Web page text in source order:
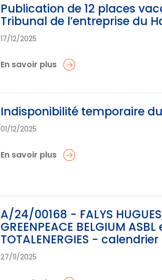
Publication de 12 places
Tribunal de l’entreprise du
17/12/2025
En savoir plus
Indisponibilité temporaire
01/12/2025
En savoir plus
A/24/00168 - FALYS
GREENPEACE BELGIUM
TOTALENERGIES -
27/11/2025